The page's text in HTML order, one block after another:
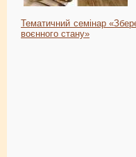
Тематичний семінар «
воєнного стану»